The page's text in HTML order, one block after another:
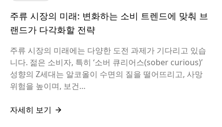
주류 시장의 미래: 변화하는 소비 트렌드에 맞춰 브
랜드가 다각화할 전략
주류 시장의 미래에는 다양한 도전 과제가 기다리고 있습
니다. 젊은 소비자, 특히 ‘소버 큐리어스(sober curious)’
성향의 Z세대는 알코올이 수면의 질을 떨어뜨리고, 사망
위험을 높이며, 보건…
자세히 보기